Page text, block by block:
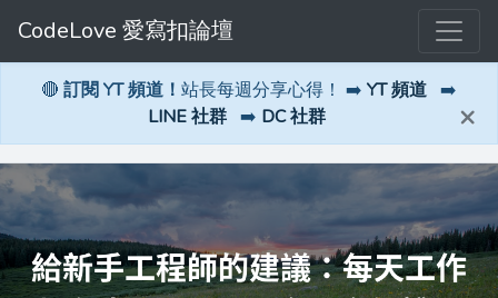
CodeLove 愛寫扣論壇
🔴 訂閱 YT 頻道！ 站長每週分享心得！ ➡️ YT 頻道 ➡️
LINE 社群 ➡️ DC 社群 ×